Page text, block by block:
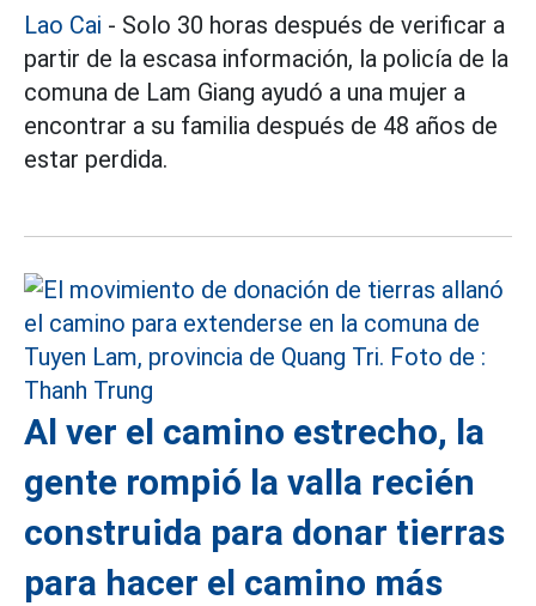
Lao Cai - Solo 30 horas después de verificar a
partir de la escasa información, la policía de la
comuna de Lam Giang ayudó a una mujer a
encontrar a su familia después de 48 años de
estar perdida.
Al ver el camino estrecho, la
gente rompió la valla recién
construida para donar tierras
para hacer el camino más